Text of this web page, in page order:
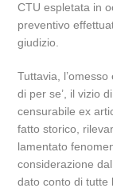
CTU espletata in
preventivo
giudizio.
Tuttavia,
di per se’, il vizio
censurabile ex
fatto storico,
lamentato
considerazione
dato conto di tutte